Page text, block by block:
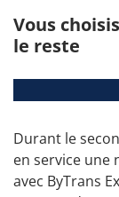
connexion
Fixer un
Vous
le reste
Durant le
en service une
avec ByTrans